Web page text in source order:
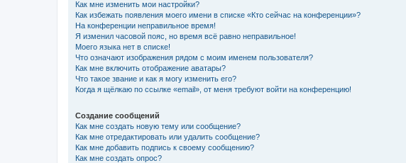
Как мне изменить мои настройки?
Как избежать появления моего имени в списке «Кто сейчас на конференции»?
На конференции неправильное время!
Я изменил часовой пояс, но время всё равно неправильное!
Моего языка нет в списке!
Что означают изображения рядом с моим именем пользователя?
Как мне включить отображение аватары?
Что такое звание и как я могу изменить его?
Когда я щёлкаю по ссылке «email», от меня требуют войти на конференцию!
Создание сообщений
Как мне создать новую тему или сообщение?
Как мне отредактировать или удалить сообщение?
Как мне добавить подпись к своему сообщению?
Как мне создать опрос?